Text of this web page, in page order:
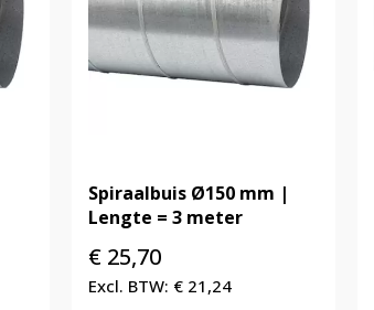
Spiraalbuis Ø150 mm |
Lengte = 3 meter
€25,70
€21,24